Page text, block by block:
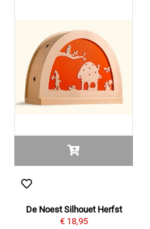
De Noest Silhouet Herfst
€ 18,95